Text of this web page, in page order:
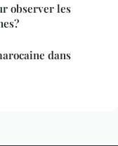
observer les
dans